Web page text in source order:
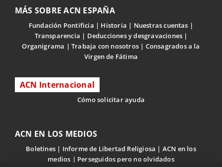
MÁS SOBRE ACN ESPAÑA
Fundación Pontificia Historia
Nuestras cuentas
Transparencia
Deducciones y desgravaciones
Organigrama
Trabaja con nosotros
Consagrados a la
Virgen de Fátima
ACN Internacional
Cómo solicitar ayuda
ACN EN LOS MEDIOS
Boletines Informe de Libertad Religiosa
ACN en los
medios
Perseguidos pero no olvidados